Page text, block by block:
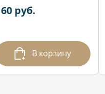
руб.
В корзину